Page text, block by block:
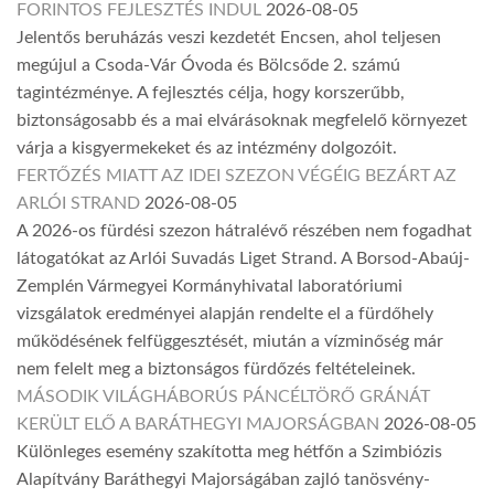
FORINTOS FEJLESZTÉS INDUL 2026-08-05
Jelentős beruházás veszi kezdetét Encsen, ahol teljesen
megújul a Csoda-Vár Óvoda és Bölcsőde 2. számú
tagintézménye. A fejlesztés célja, hogy korszerűbb,
biztonságosabb és a mai elvárásoknak megfelelő környezet
várja a kisgyermekeket és az intézmény dolgozóit.
FERTŐZÉS MIATT AZ IDEI SZEZON VÉGÉIG BEZÁRT AZ
ARLÓI STRAND 2026-08-05
A 2026-os fürdési szezon hátralévő részében nem fogadhat
látogatókat az Arlói Suvadás Liget Strand. A Borsod-Abaúj-
Zemplén Vármegyei Kormányhivatal laboratóriumi
vizsgálatok eredményei alapján rendelte el a fürdőhely
működésének felfüggesztését, miután a vízminőség már
nem felelt meg a biztonságos fürdőzés feltételeinek.
MÁSODIK VILÁGHÁBORÚS PÁNCÉLTÖRŐ GRÁNÁT
KERÜLT ELŐ A BARÁTHEGYI MAJORSÁGBAN 2026-08-05
Különleges esemény szakította meg hétfőn a Szimbiózis
Alapítvány Baráthegyi Majorságában zajló tanösvény-